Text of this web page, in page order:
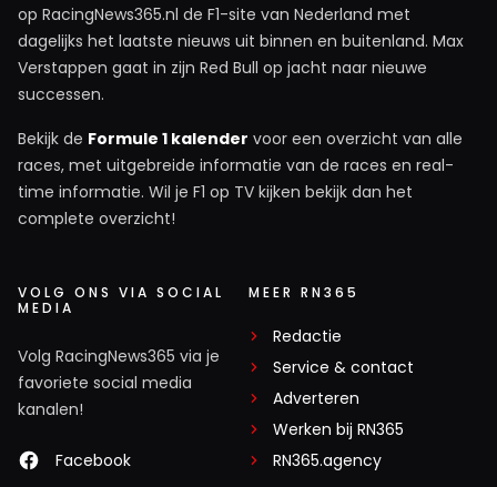
op RacingNews365.nl de F1-site van Nederland met
dagelijks het laatste nieuws uit binnen en buitenland. Max
Verstappen gaat in zijn Red Bull op jacht naar nieuwe
successen.
Bekijk de Formule 1 kalender voor een overzicht van alle
races, met uitgebreide informatie van de races en real-
time informatie. Wil je F1 op TV kijken bekijk dan het
complete overzicht!
VOLG ONS VIA SOCIAL
MEDIA
Volg RacingNews365 via je
favoriete social media
kanalen!
Facebook
MEER RN365
Redactie
Service & contact
Adverteren
Werken bij RN365
RN365.agency